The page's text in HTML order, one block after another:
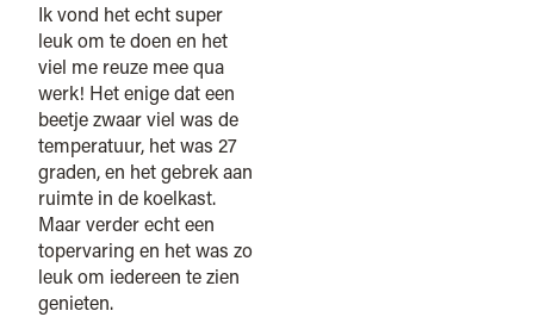
Ik vond het echt super
leuk om te doen en het
viel me reuze mee qua
werk! Het enige dat een
beetje zwaar viel was de
temperatuur, het was 27
graden, en het gebrek aan
ruimte in de koelkast.
Maar verder echt een
topervaring en het was zo
leuk om iedereen te zien
genieten.